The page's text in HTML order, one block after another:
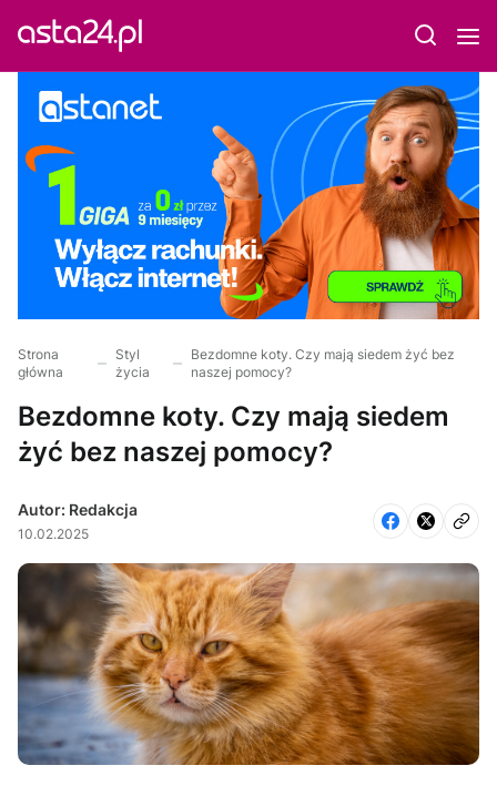
Strona
główna
Styl
życia
Bezdomne koty. Czy mają siedem żyć bez
naszej pomocy?
Bezdomne koty. Czy mają siedem
żyć bez naszej pomocy?
Autor: Redakcja
10.02.2025